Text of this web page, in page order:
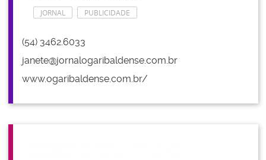
JORNAL PUBLICIDADE
(54) 3462.6033
janete@jornalogaribaldense.com.br
www.ogaribaldense.com.br/